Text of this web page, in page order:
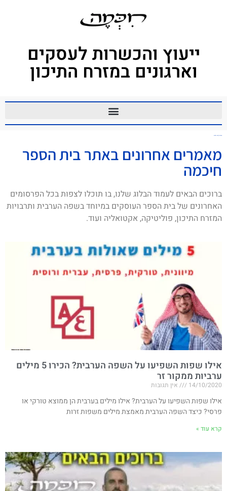
ייעוץ והכשרות לעסקים
וארגונים במזרח התיכון
ערבית קרוא וכתוב
מאמרים אחרונים באתר בית הספר
חיכמה
ברוכים הבאים לעמוד הבלוג שלנו, בו תוכלו לצפות בכל הפרסומים
האחרונים של בית הספר העוסקים במיוחד בשפה הערבית ותרבויות
המזרח התיכון, פוליטיקה, אקטואליה ועוד.
אילו שפות השפיעו על השפה הערבית? הכירו 5 מילים
ערביות ממקור זר
14/10/2020 אין תגובות
אילו שפות השפיעו על הערבית? אילו מילים בערבית הן ממוצא טורקי או
פרסי? כיצד השפה הערבית מאמצת מילים משפות זרות
קרא עוד »